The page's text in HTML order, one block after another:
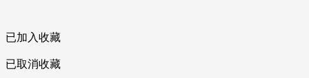
已加入收藏
已取消收藏